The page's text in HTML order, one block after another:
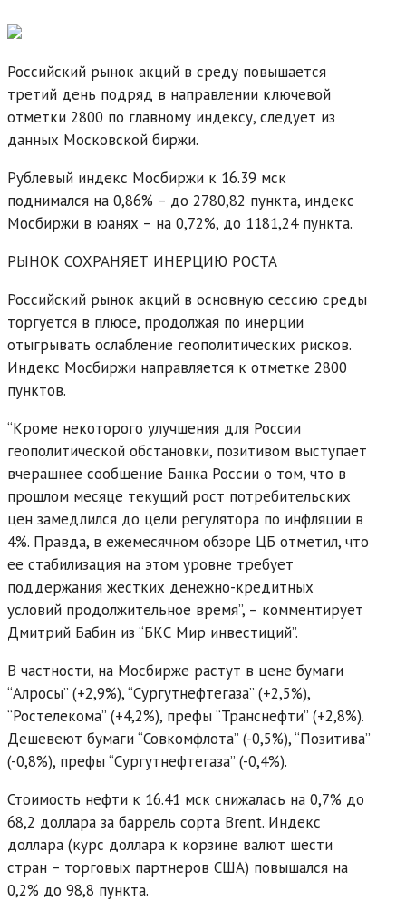
Российский рынок акций в среду повышается
третий день подряд в направлении ключевой
отметки 2800 по главному индексу, следует из
данных Московской биржи.
Рублевый индекс Мосбиржи к 16.39 мск
поднимался на 0,86% – до 2780,82 пункта, индекс
Мосбиржи в юанях – на 0,72%, до 1181,24 пункта.
РЫНОК СОХРАНЯЕТ ИНЕРЦИЮ РОСТА
Российский рынок акций в основную сессию среды
торгуется в плюсе, продолжая по инерции
отыгрывать ослабление геополитических рисков.
Индекс Мосбиржи направляется к отметке 2800
пунктов.
“Кроме некоторого улучшения для России
геополитической обстановки, позитивом выступает
вчерашнее сообщение Банка России о том, что в
прошлом месяце текущий рост потребительских
цен замедлился до цели регулятора по инфляции в
4%. Правда, в ежемесячном обзоре ЦБ отметил, что
ее стабилизация на этом уровне требует
поддержания жестких денежно-кредитных
условий продолжительное время”, – комментирует
Дмитрий Бабин из “БКС Мир инвестиций”.
В частности, на Мосбирже растут в цене бумаги
“Алросы” (+2,9%), “Сургутнефтегаза” (+2,5%),
“Ростелекома” (+4,2%), префы “Транснефти” (+2,8%).
Дешевеют бумаги “Совкомфлота” (-0,5%), “Позитива”
(-0,8%), префы “Сургутнефтегаза” (-0,4%).
Стоимость нефти к 16.41 мск снижалась на 0,7% до
68,2 доллара за баррель сорта Brent. Индекс
доллара (курс доллара к корзине валют шести
стран – торговых партнеров США) повышался на
0,2% до 98,8 пункта.